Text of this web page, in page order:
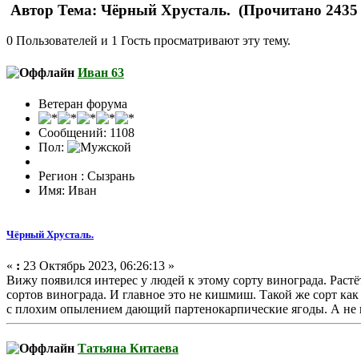
Автор Тема: Чёрный Хрусталь. (Прочитано 2435
0 Пользователей и 1 Гость просматривают эту тему.
Иван 63
Ветеран форума
Сообщений: 1108
Пол:
Регион : Сызрань
Имя: Иван
Чёрный Хрусталь.
« : 23 Октябрь 2023, 06:26:13 »
Вижу появился интерес у людей к этому сорту винограда.
сортов винограда. И главное это не кишмиш. Такой же сорт
с плохим опылением дающий партенокарпические ягоды. А не
Татьяна Китаева